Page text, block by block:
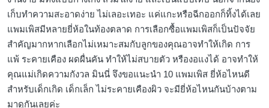
เก็บทำความสะอาดง่าย ไม่เลอะเทอะ แค่แกะหรือฉีกออกก็ทิ้งได้เลย
แพมเพิสมีหลายยี่ห้อในท้องตลาด การเลือกซื้อแพมเพิสก็เป็นปัจจัย
สำคัญมากหากเลือกไม่เหมาะสมกับลูกของคุณอาจทำให้เกิด การ
แพ้ ระคายเคือง ผดผื่นคัน ทำให้ไม่สบายตัว หรืองอแงได้ อาจทำให้
คุณแม่เกิดความกังวล มินนี่ จึงขอแนะนำ 10 แพมเพิส ยี่ห้อไหนดี
สำหรับเด็กเกิด เด็กเล็ก ไม่ระคายเคืองผิว จะมียี่ห้อไหนกันบ้างตาม
มาดูกันเลยค่ะ